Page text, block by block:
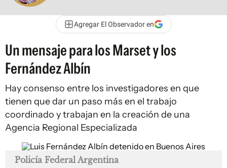
Agregar El Observador en
Un mensaje para los Marset y los
Fernández Albín
Hay consenso entre los investigadores en que
tienen que dar un paso más en el trabajo
coordinado y trabajan en la creación de una
Agencia Regional Especializada
Policía Federal Argentina